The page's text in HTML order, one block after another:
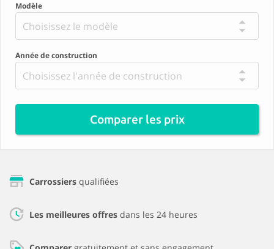
Modèle
Choisissez le modèle
Année de construction
Choisissez l'année de construction
Comparer les prix
Carrossiers qualifiées
Les meilleures offres dans les 24 heures